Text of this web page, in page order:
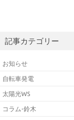
記事カテゴリー
お知らせ
自転車発電
太陽光WS
コラム-鈴木